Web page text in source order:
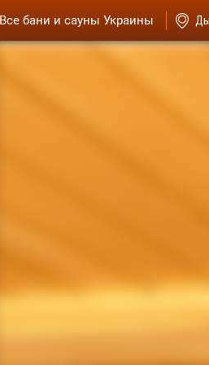
Все бани и сауны Украины